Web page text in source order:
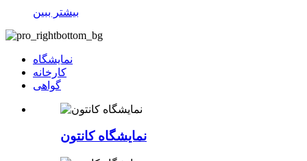
بیشتر ببین
نمایشگاه
کارخانه
گواهی
نمایشگاه کانتون